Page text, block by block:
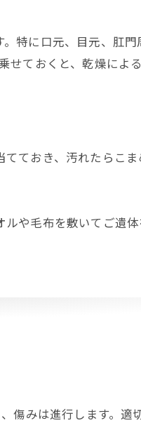
特に口元、目元、肛門
せておくと、乾燥によ
ておき、汚れたらこ
や毛布を敷いてご遺
傷みは進行します。適